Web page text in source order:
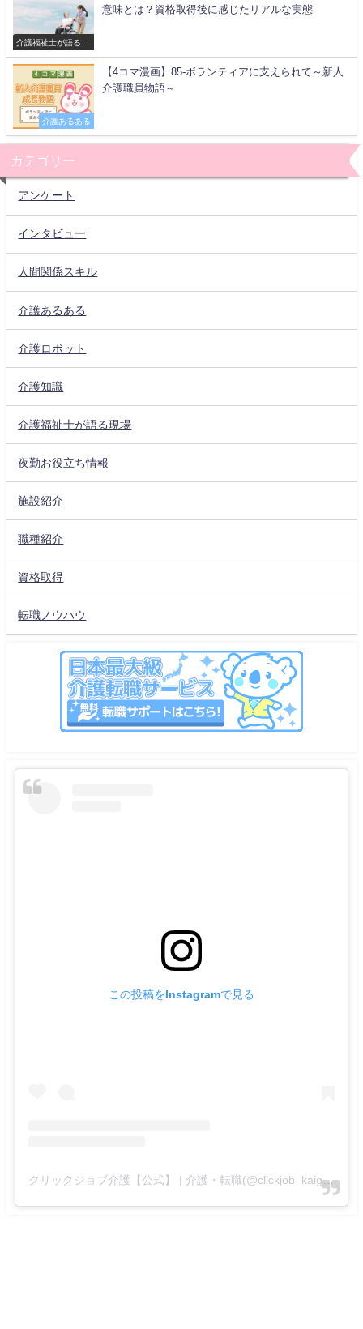
介護福祉士が語る現
意味とは？資格取得後に感じたリアルな実態
介護あるある
【4コマ漫画】85-ボランティアに支えられて～新人
介護職員物語～
カテゴリー
アンケート
インタビュー
人間関係スキル
介護あるある
介護ロボット
介護知識
介護福祉士が語る現場
夜勤お役立ち情報
施設紹介
職種紹介
資格取得
転職ノウハウ
この投稿をInstagramで見る
クリックジョブ介護【公式】 | 介護・転職(@clickjob_kaigo_official)がシェアした投稿